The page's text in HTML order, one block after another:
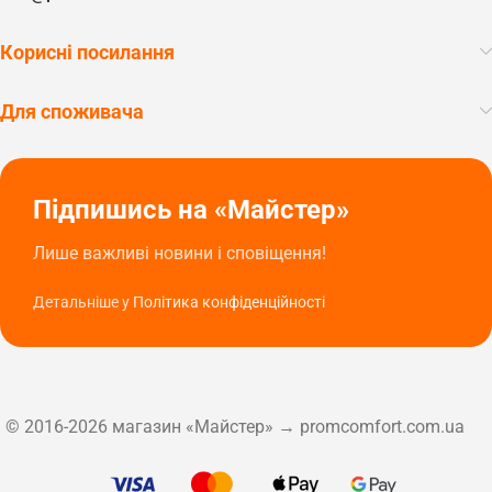
Корисні посилання
Для споживача
Підпишись на «Майстер»
Лише важливі новини і сповіщення!
Детальніше у Політика конфіденційності
© 2016-2026 магазин «Майстер» → promcomfort.com.ua